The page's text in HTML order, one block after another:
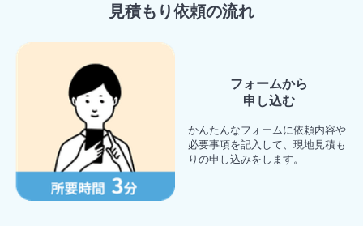
見積もり依頼の流れ
フォームから
申し込む
かんたんなフォームに依頼内容や
必要事項を記入して、現地見積も
りの申し込みをします。